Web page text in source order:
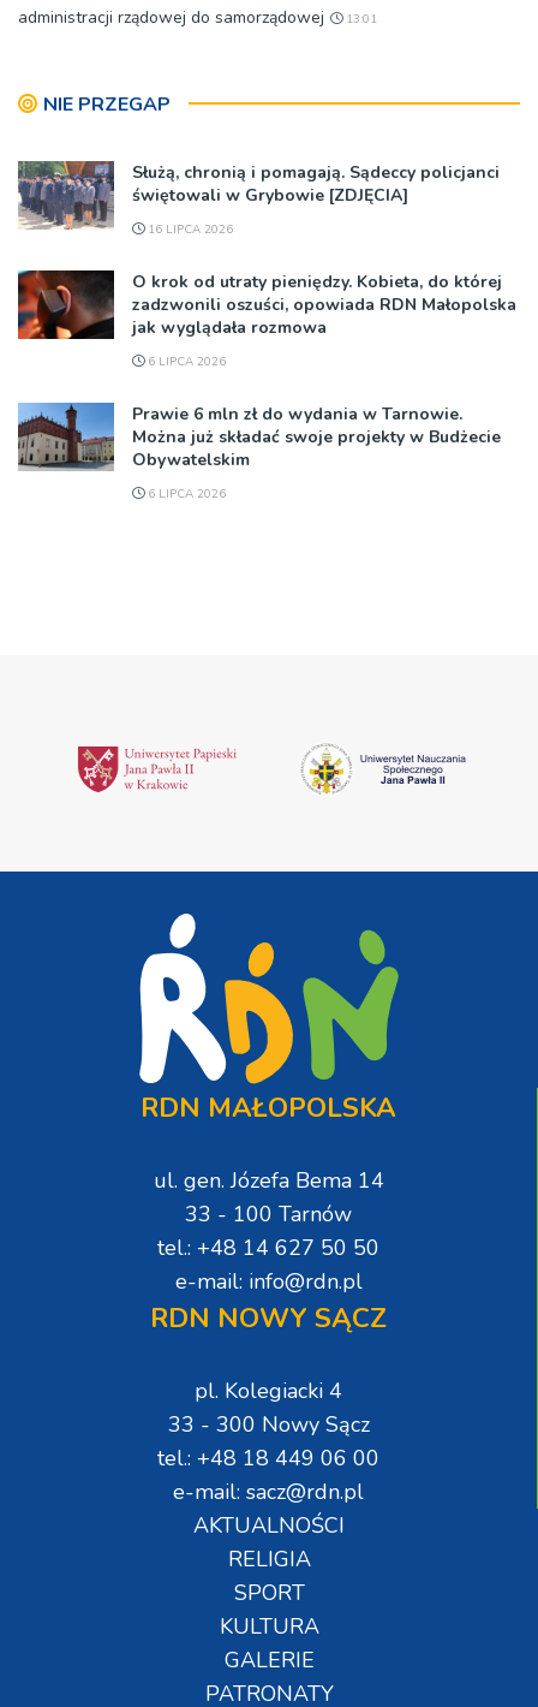
administracji rządowej do samorządowej
13:01
NIE PRZEGAP
Służą, chronią i pomagają. Sądeccy policjanci
świętowali w Grybowie [ZDJĘCIA]
16 LIPCA 2026
O krok od utraty pieniędzy. Kobieta, do której
zadzwonili oszuści, opowiada RDN Małopolska
jak wyglądała rozmowa
6 LIPCA 2026
Prawie 6 mln zł do wydania w Tarnowie.
Można już składać swoje projekty w Budżecie
Obywatelskim
6 LIPCA 2026
RDN MAŁOPOLSKA
ul. gen. Józefa Bema 14
33 - 100 Tarnów
tel.: +48 14 627 50 50
e-mail: info@rdn.pl
RDN NOWY SĄCZ
pl. Kolegiacki 4
33 - 300 Nowy Sącz
tel.: +48 18 449 06 00
e-mail: sacz@rdn.pl
AKTUALNOŚCI
RELIGIA
SPORT
KULTURA
GALERIE
PATRONATY